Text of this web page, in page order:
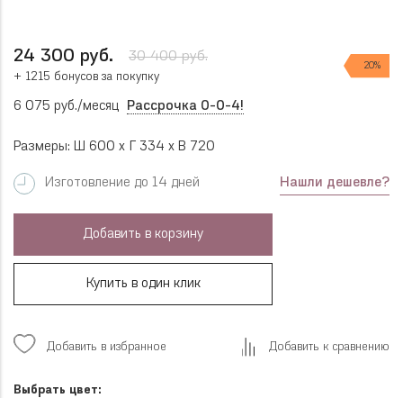
24 300 руб. 30 400 руб.
20%
+ 1215 бонусов за покупку
6 075 руб./месяц Рассрочка 0-0-4!
Размеры: Ш 600 x Г 334 x В 720
Изготовление до 14 дней Нашли дешевле?
Добавить в корзину
Купить в один клик
Добавить в избранное Добавить к сравнению
Выбрать цвет: